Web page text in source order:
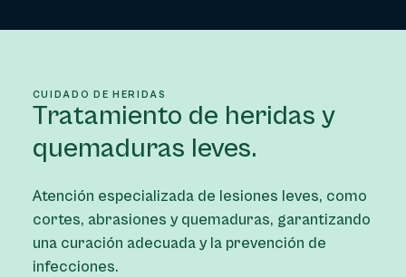
CUIDADO DE HERIDAS
Tratamiento de heridas y
quemaduras leves.
Atención especializada de lesiones leves, como
cortes, abrasiones y quemaduras, garantizando
una curación adecuada y la prevención de
infecciones.